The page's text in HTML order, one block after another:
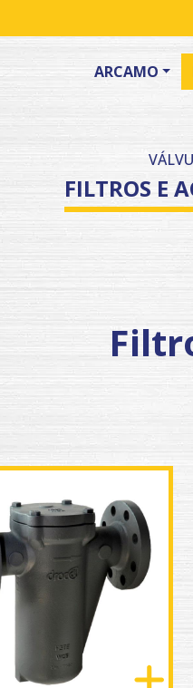
ARCAMO
FILTROS E